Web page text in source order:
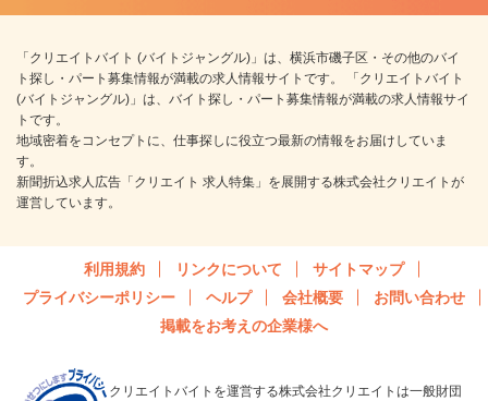
「クリエイトバイト (バイトジャングル)」は、横浜市磯子区・その他のバイ
ト探し・パート募集情報が満載の求人情報サイトです。 「クリエイトバイト
(バイトジャングル)」は、バイト探し・パート募集情報が満載の求人情報サイ
トです。
地域密着をコンセプトに、仕事探しに役立つ最新の情報をお届けしていま
す。
新聞折込求人広告「クリエイト 求人特集」を展開する株式会社クリエイトが
運営しています。
利用規約 リンクについて
サイトマップ
プライバシーポリシー
ヘルプ 会社概要
お問い合わせ
掲載をお考えの企業様へ
クリエイトバイトを運営する株式会社クリエイトは一般財団